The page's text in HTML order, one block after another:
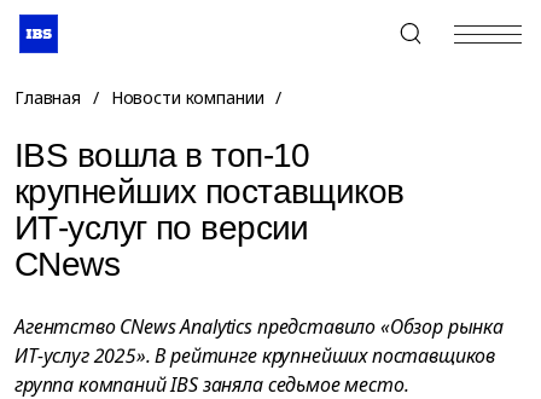
+7 (495) 967-80-80
Главная / Новости компании /
IBS вошла в топ-10
крупнейших поставщиков
ИТ-услуг по версии
CNews
Агентство CNews Analytics представило «Обзор рынка
ИТ-услуг 2025». В рейтинге крупнейших поставщиков
группа компаний IBS заняла седьмое место.